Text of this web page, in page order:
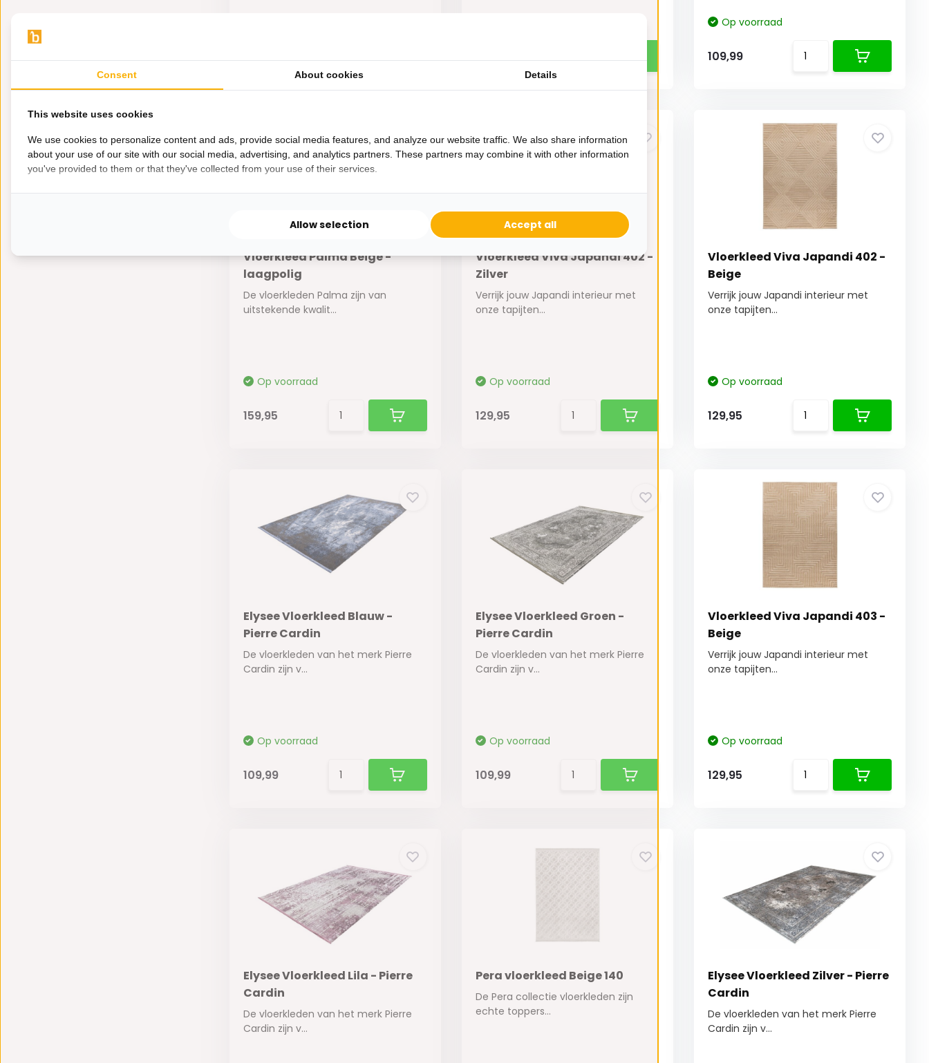
129,- 129,95
Op voorraad
109,99
Vloerkleed Palma Beige -
laagpolig
De vloerkleden Palma zijn van
uitstekende kwalit...
Op voorraad
159,95
Vloerkleed Viva Japandi 402 -
Zilver
Verrijk jouw Japandi interieur met
onze tapijten...
Op voorraad
129,95
Vloerkleed Viva Japandi 402 -
Beige
Verrijk jouw Japandi interieur met
onze tapijten...
Op voorraad
129,95
Elysee Vloerkleed Blauw -
Pierre Cardin
De vloerkleden van het merk Pierre
Cardin zijn v...
Op voorraad
109,99
Elysee Vloerkleed Groen -
Pierre Cardin
De vloerkleden van het merk Pierre
Cardin zijn v...
Op voorraad
109,99
Vloerkleed Viva Japandi 403 -
Beige
Verrijk jouw Japandi interieur met
onze tapijten...
Op voorraad
129,95
Elysee Vloerkleed Lila - Pierre
Cardin
De vloerkleden van het merk Pierre
Cardin zijn v...
Pera vloerkleed Beige 140
De Pera collectie vloerkleden zijn
echte toppers...
Elysee Vloerkleed Zilver - Pierre
Cardin
De vloerkleden van het merk Pierre
Cardin zijn v...
Consent About cookies Details
This website uses cookies
We use cookies to personalize content and ads, provide social media features, and analyze our website traffic. We also share information
about your use of our site with our social media, advertising, and analytics partners. These partners may combine it with other information
you've provided to them or that they've collected from your use of their services.
Allow selection Accept all